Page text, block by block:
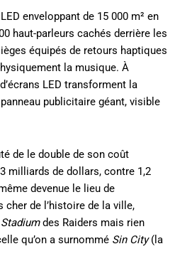
enveloppant de 15 000 m² en
haut-parleurs cachés derrière les
équipés de retours haptiques
la musique. À
d’écrans LED transforment la
publicitaire géant, visible
de le double de son coût
milliards de dollars, contre 1,2
devenue le lieu de
de l’histoire de la ville,
des Raiders mais rien
qu’on a surnommé Sin City(la